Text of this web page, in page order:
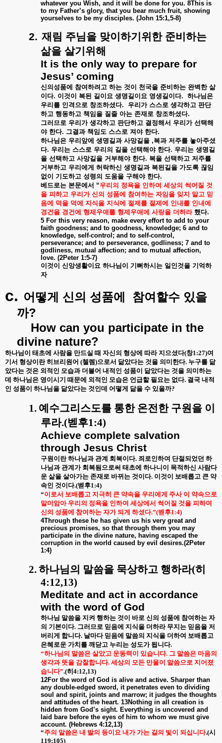
whatever you Wish, and it will be done for you. 8This is
to my Father’s glory, that you bear much fruit, showing
yourselves to be my disciples. (John 15:1,5-8)
2. 재림 주님을 맞이하기위한 준비하는
삶을 살기위해
It is the only way to prepare for
Jesus’ coming
신의성품에 참여하려고 하는 것이 천국을 준비하는 완벽한 삶
이다. 이것이 복된 길이요 생명길이요 영생길이다. 하나님은
우리를 인격으로 창조하셨다. 우리가 스스로 생각하고 판단
하고 행동하고 책임을 질줄 아는 존재로 창조하셨다.
그러므로 우리가 생각하고 판단하고 결정해서 우리가 선택해
야 한다. 그결과 책임도 스스로 져야 한다.
하나님은 우리앞에 생명길과 사망길을 ,복과 저주를 놓아주셨
다. 우리는 스스로 우리의 길을 선택해야 한다. 우리는 생명길
을 선택하고 사망길을 거부해야 한다. 복을 선택하고 저주를
거부하고 우리에게 허락하신 생명길과 복된길을 가도록 끊임
없이
기도하고 성령의 도움을 구해야 한다.
베드로는 본문에서 “우리의 정욕을 인하여 세상의 썩어질 것
을 피하고 우리가 신의 성품에 참여하는 자임을 잊지 말고 믿
음에 덕을 덕에 지식을 지식에 절제를 절제에 인내를 인내에
경건을 경건에 형제우애를 형제우애에 사랑을 더하라 했다.
5 For this very reason, make every effort to add to your
faith goodness; and to goodness, knowledge; 6 and to
knowledge, self-control; and to self-control,
perseverance; and to perseverance, godliness; 7 and to
godliness, mutual affection; and to mutual affection,
love. (2Peter 1:5-7)
이것이 신앙생활이요 하나님이 기뻐하시는 일인것을 기억하
자
c. 어떻게 신의 성품에 참여할수 있을
까?
How can you participate in the
divine nature?
하나님이 태초에 사람을 만드실 때 자신의 형상에 따라 지으셨다(창1:27)여
기서 형상이란 히브리원어 (첼렘)으로서 닮았다는 것을 의미한다. 누구를 닮
았다는 것은 외적인 모습과 더불어 내적인 성품이 닮았다는 것을 의미하는
데 하나님은 영이시기 때문에 외적인 모습은 언급할 필요는 없다. 결국 내적
인 성품이 하나님을 닮았다는 것인데 어떻게 닮을 수 있을까?
1. 예수그리스도를 통한 온전한 구원을 이
루라.(벧후1:4)
Achieve complete salvation
through Jesus Christ
구원이란 하나님과 관계 회복이다. 죄로인하여 단절되었던 하
나님과 관계가 회복됨으로써 태초에 하나니이 목적하신 사람다
운 삶을 살아가는 존재로 바뀌는 것이다. 이것이 보배롭고 큰 약
속인 것이다.(벧후1:4)
“이로서 보배롭고 지극히 큰 약속을 우리에게 주사 이 약속으로
말미암아 우리의 정욕을 인하여 세상에서 썩어질 것을 피하여
신의 성품에 참여하는 자가 되게 하셨다.”(벧후1:4)
4Through these he has given us his very great and
precious promises, so that through them you may
participate in the divine nature, having escaped the
corruption in the world caused by evil desires.(2Peter
1:4)
2.하나님의 말씀을 묵상하고 행하라(히
4:12,13)
Meditate and act in accordance
with the word of God
하나님 말씀을 지켜 행하는 것이 바로 신의 성품에 참여하는 자
의 기본이다. 그러므로 믿음에 지식을 더하라 무지는 믿음을 저
버리게 합니다. 날마다 믿음에 말씀의 지식을 더하여 보배롭고
은혜로운 가치를 깨닫고 누리는 성도가 됩니다.
“하나님의 말씀은 살았고 운동력이 있습니다. 그 말씀은 마음의
생각과 뜻을 감찰합니다. 세상의 모든 만물이 말씀으로 지어졌
습니다”.(히 4:12,13)
12For the word of God is alive and active. Sharper than
any double-edged sword, it penetrates even to dividing
soul and spirit, joints and marrow; it judges the thoughts
and attitudes of the heart. 13Nothing in all creation is
hidden from God’s sight. Everything is uncovered and
laid bare before the eyes of him to whom we must give
account. (Hebrews 4:12,13)
“주의 말씀은 내 발의 등이요 내가 가는 길의 빛이 되십니다.(시
119:105)